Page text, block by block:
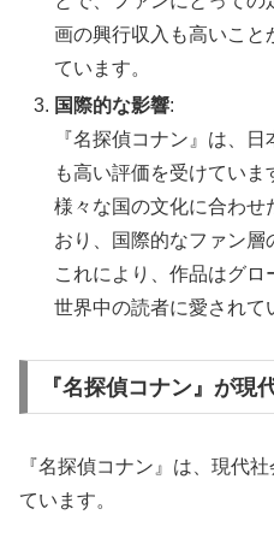
画の興行収入も高いこと
ています。
国際的な影響:
『名探偵コナン』は、
も高い評価を受けていま
様々な国の文化に合わせ
おり、国際的なファン層
これにより、作品はグロ
世界中の読者に愛されて
『名探偵コナン』が現
『名探偵コナン』は、現代
ています。